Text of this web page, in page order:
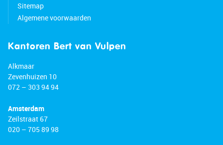
Sitemap
Algemene voorwaarden
Kantoren Bert van Vulpen
Alkmaar
Zevenhuizen 10
072 – 303 94 94
Amsterdam
Zeilstraat 67
020 – 705 89 98